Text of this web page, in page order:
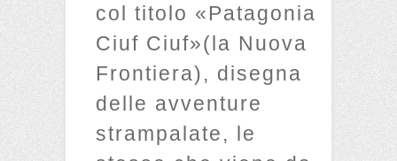
col titolo «Patagonia
Ciuf Ciuf»(la Nuova
Frontiera), disegna
delle avventure
strampalate, le